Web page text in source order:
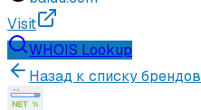
Visit
WHOIS Lookup
Назад к списку брендов